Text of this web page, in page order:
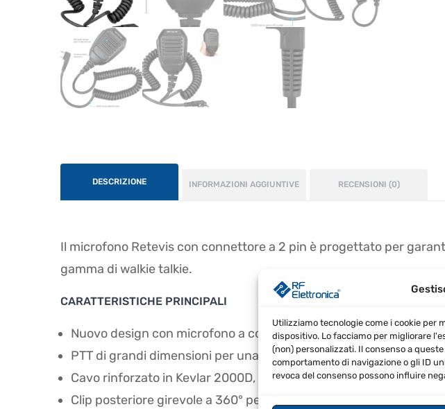
Utilizziamo tecnologie come i cookie per
dispositivo. Lo facciamo per migliorare
(non) personalizzati. Il consenso a
comportamento di navigazione o gli ID
revoca del consenso possono influire
DESCRIZIONE INFORMAZIONI AGGIUNTIVE RECENSIONI (0)
Il microfono Retevis con connettore a 2 pin è progettato per
gamma di walkie talkie.
CARATTERISTICHE PRINCIPALI
Nuovo design con microfono a condensatore eletret per un
PTT di grandi dimensioni per una facilitata comunicazione con
Cavo rinforzato in Kevlar 2000D, più spesso e resistente
Clip posteriore girevole a 360° per una facile applicazione